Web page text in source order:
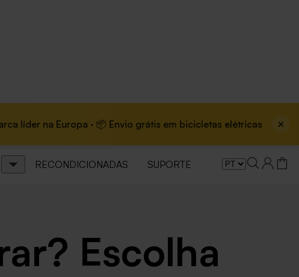
na Europa · 📦 Envio grátis em bicicletas elétricas 🏆
×
RECONDICIONADAS SUPORTE
Escolha